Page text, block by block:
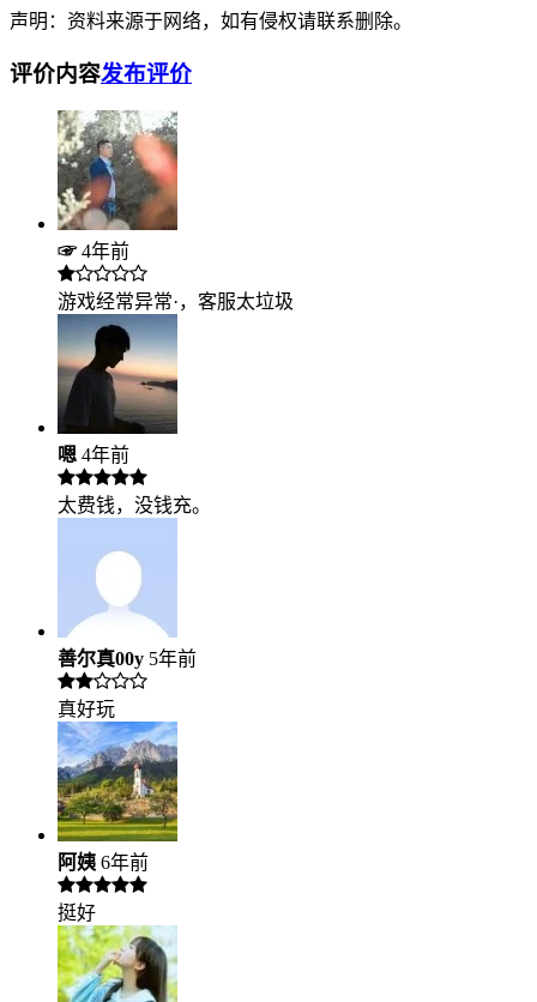
声明：资料来源于网络，如有侵权请联系删除。
评价内容发布评价
☞ 4年前
游戏经常异常·，客服太垃圾
嗯 4年前
太费钱，没钱充。
善尔真00y 5年前
真好玩
阿姨 6年前
挺好